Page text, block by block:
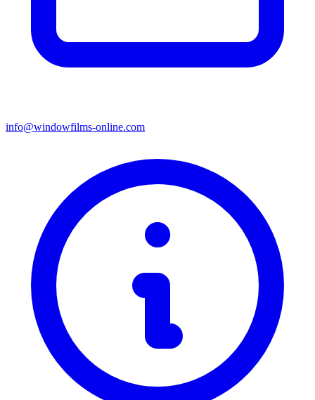
info@windowfilms-online.com